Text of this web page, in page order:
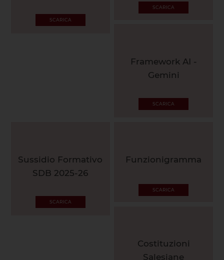
SCARICA
SCARICA
Framework AI -
Gemini
SCARICA
Sussidio Formativo
SDB 2025-26
SCARICA
Funzionigramma
SCARICA
Costituzioni
Salesiane